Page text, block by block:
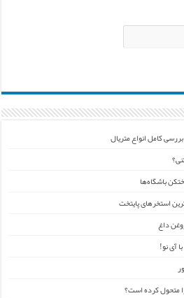
کامل انواع متریال
باشگاه‌ها
استخرهای پایتخت
داغ
آی نو!
متحول کرده است؟